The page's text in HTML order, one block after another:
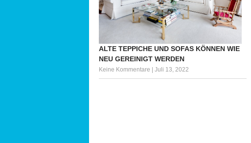
ALTE TEPPICHE UND SOFAS KÖNNEN WIE
NEU GEREINIGT WERDEN
Keine Kommentare Juli 13, 2022